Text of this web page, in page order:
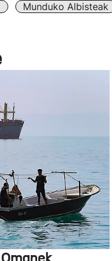
Munduko Albisteak